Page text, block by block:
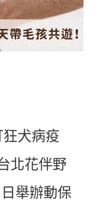
犬病疫
北花伴野
舉辦動保